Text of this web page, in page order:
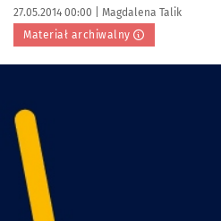
Data publikacji:
27.05.2014 00:00 | Autor:
Magdalena Talik
Materiał archiwalny